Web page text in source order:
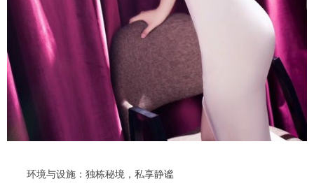
环境与设施：独栋秘境，私享静谧